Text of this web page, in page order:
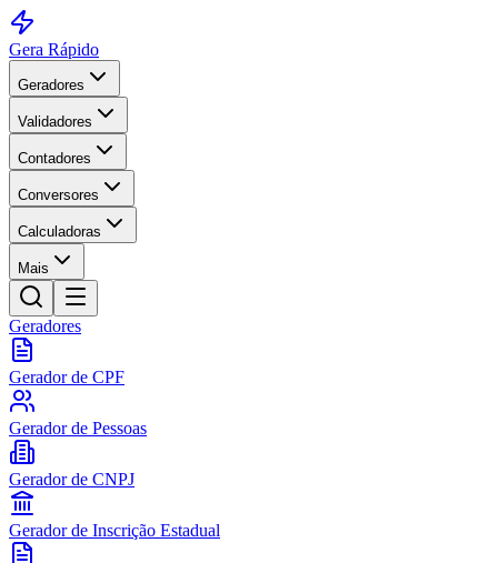
Gera Rápido
Geradores
Validadores
Contadores
Conversores
Calculadoras
Mais
Geradores
Gerador de CPF
Gerador de Pessoas
Gerador de CNPJ
Gerador de Inscrição Estadual